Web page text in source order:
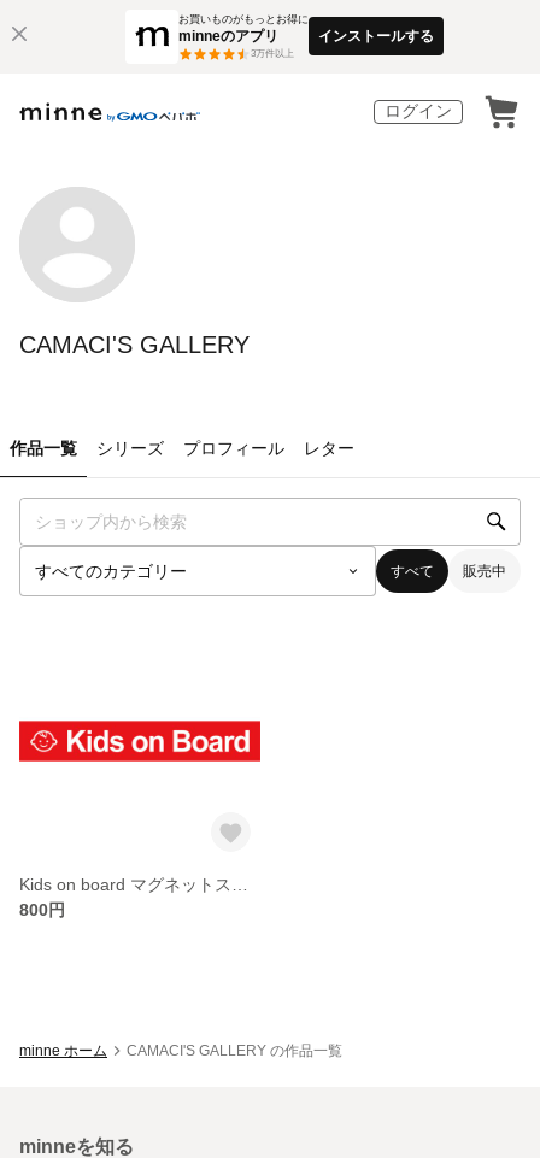
お買いものがもっとお得に
minneのアプリ
3万件以上
インストールする
ログイン
CAMACI'S GALLERY
作品一覧 シリーズ プロフィール レター
すべて 販売中
800円
minne ホーム CAMACI'S GALLERY の作品一覧
minneを知る